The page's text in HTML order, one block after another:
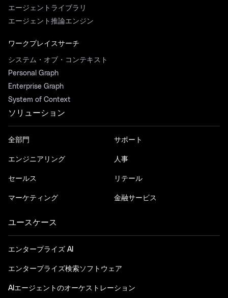
エージェントライブラリ
エージェント推論エンジン
ワークプレイスサーチ
システム・オブ・コンテキスト
Personal Graph
Enterprise Graph
System of Context
ソリューション
全部門
エンジニアリング
セールス
マーケティング
サポート
人事
リテール
金融サービス
ユースケース
エンタープライズ AI
エンタープライズ検索ソフトウェア
AIエージェントのオーケストレーション